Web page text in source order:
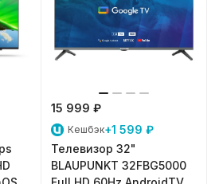
15 999 ₽
Кешбэк+1 599 ₽
Телевизор 32"
BLAUPUNKT 32FBG5000